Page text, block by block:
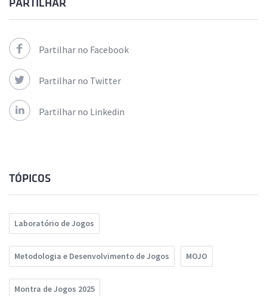
PARTILHAR
Partilhar no Facebook
Partilhar no Twitter
Partilhar no Linkedin
TÓPICOS
Laboratório de Jogos
Metodologia e Desenvolvimento de Jogos MOJO
Montra de Jogos 2025